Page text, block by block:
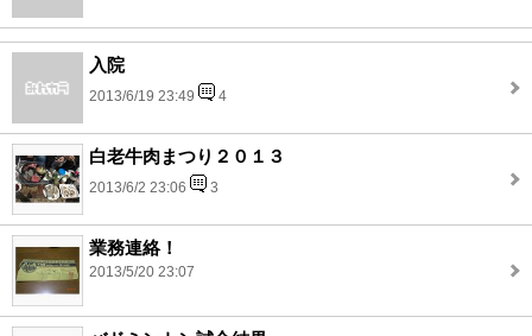
入院
2013/6/19 23:49 4
白老牛肉まつり２０１３
2013/6/2 23:06 3
業務連絡！
2013/5/20 23:07